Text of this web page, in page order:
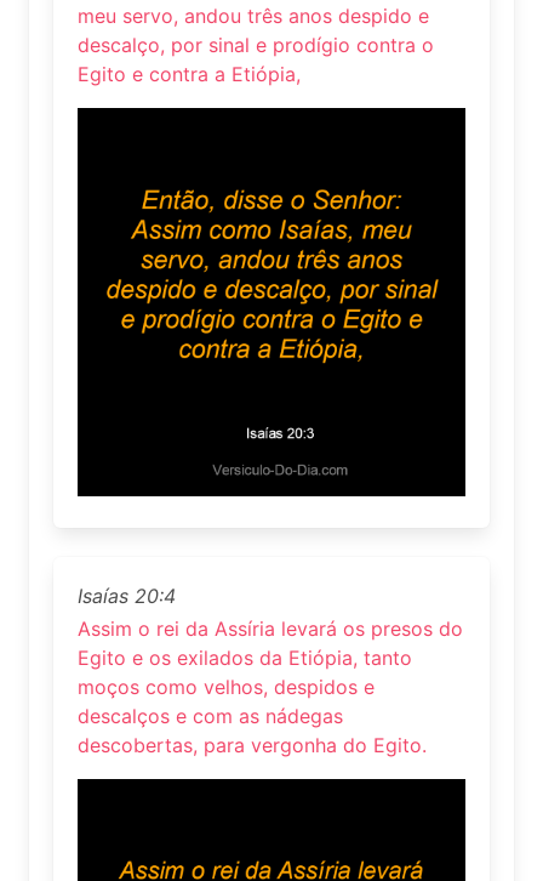
meu servo, andou três anos despido e
descalço, por sinal e prodígio contra o
Egito e contra a Etiópia,
Isaías 20:4
Assim o rei da Assíria levará os presos do
Egito e os exilados da Etiópia, tanto
moços como velhos, despidos e
descalços e com as nádegas
descobertas, para vergonha do Egito.